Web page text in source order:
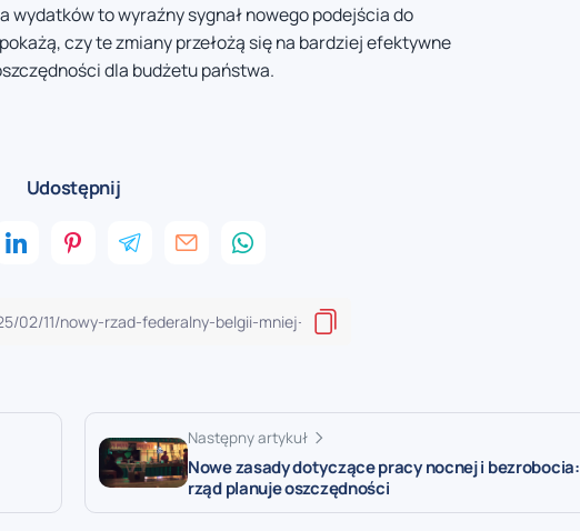
to wyraźny sygnał nowego podejścia do
czy te zmiany przełożą się na bardziej efektywne
dla budżetu państwa.
Udostępnij
Następny artykuł
Nowe zasady dotyczące pracy nocnej i bezrobocia:
rząd planuje oszczędności